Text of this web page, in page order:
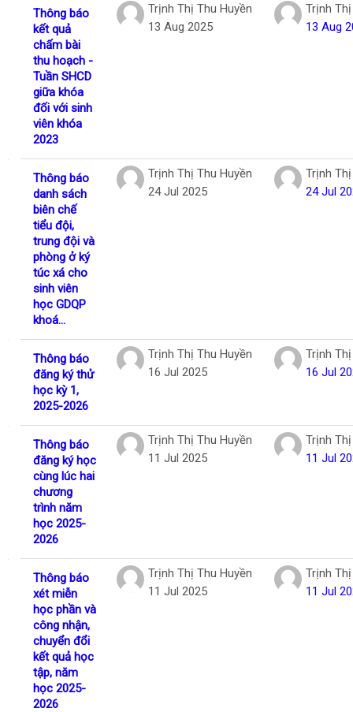
Thông báo
kết quả
chấm bài
thu hoạch -
Tuần SHCD
giữa khóa
đối với sinh
viên khóa
2023
Trịnh Thị Thu Huyền
13 Aug 2025
Trịnh
13 Aug
Thông báo
danh sách
biên chế
tiểu đội,
trung đội và
phòng ở ký
túc xá cho
sinh viên
học GDQP
khoá...
Trịnh Thị Thu Huyền
24 Jul 2025
Trịnh
24 Jul
Thông báo
đăng ký thử
học kỳ 1,
2025-2026
Trịnh Thị Thu Huyền
16 Jul 2025
Trịnh
16 Jul
Thông báo
đăng ký học
cùng lúc hai
chương
trình năm
học 2025-
2026
Trịnh Thị Thu Huyền
11 Jul 2025
Trịnh
11 Jul
Thông báo
xét miễn
học phần và
công nhận,
chuyển đổi
kết quả học
tập, năm
học 2025-
2026
Trịnh Thị Thu Huyền
11 Jul 2025
Trịnh
11 Jul